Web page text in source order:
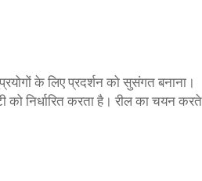
के लिए प्रदर्शन को सुसंगत बनाना।
निर्धारित करता है। रील का चयन करते
कर रहे हैं...